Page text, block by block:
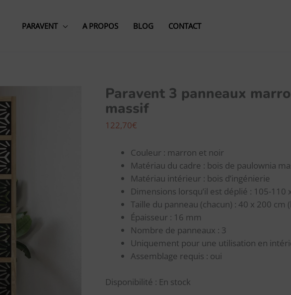
PARAVENT A PROPOS BLOG CONTACT
Paravent 3 panneaux
massif
122,70€
Couleur : marron et noir
Matériau du cadre : bois de paulownia
Matériau intérieur : bois d’ingénierie
Dimensions lorsqu’il est déplié : 105-110
Taille du panneau (chacun) : 40 x 200 cm
Épaisseur : 16 mm
Nombre de panneaux : 3
Uniquement pour une utilisation en
Assemblage requis : oui
Disponibilité : En stock
quantité
de
3
marron
noir
paulownia
massif